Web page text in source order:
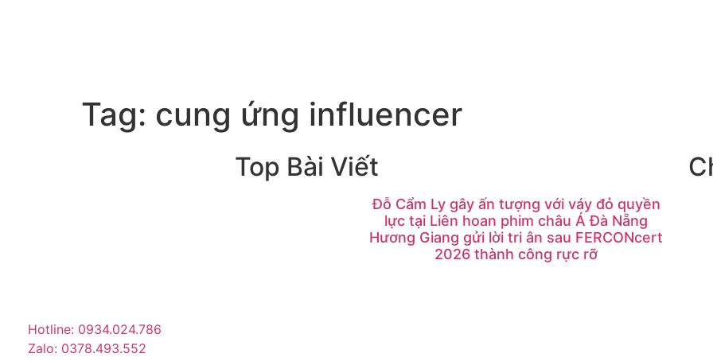
Tag: cung ứng influencer
Hotline: 0934.024.786
Zalo: 0378.493.552
Top Bài Viết
Đỗ Cẩm Ly gây ấn tượng với váy đỏ quyền
lực tại Liên hoan phim châu Á Đà Nẵng
Hương Giang gửi lời tri ân sau FERCONcert
2026 thành công rực rỡ